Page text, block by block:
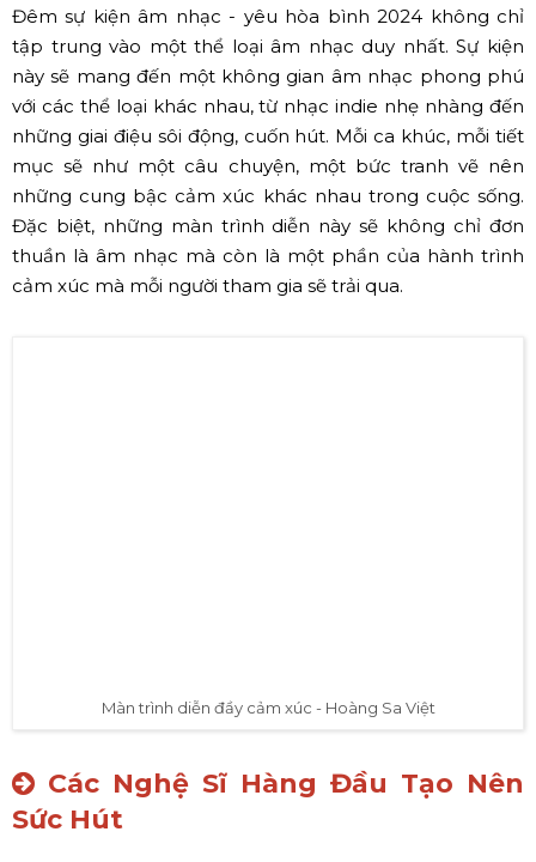
Đêm sự kiện âm nhạc - yêu hòa bình 2024 không chỉ
tập trung vào một thể loại âm nhạc duy nhất. Sự kiện
này sẽ mang đến một không gian âm nhạc phong phú
với các thể loại khác nhau, từ nhạc indie nhẹ nhàng đến
những giai điệu sôi động, cuốn hút. Mỗi ca khúc, mỗi tiết
mục sẽ như một câu chuyện, một bức tranh vẽ nên
những cung bậc cảm xúc khác nhau trong cuộc sống.
Đặc biệt, những màn trình diễn này sẽ không chỉ đơn
thuần là âm nhạc mà còn là một phần của hành trình
cảm xúc mà mỗi người tham gia sẽ trải qua.
Màn trình diễn đầy cảm xúc - Hoàng Sa Việt
Các Nghệ Sĩ Hàng Đầu Tạo Nên
Sức Hút